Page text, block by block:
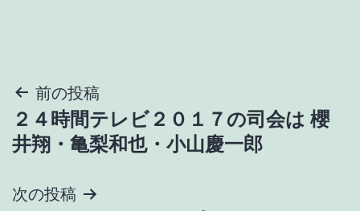
投
稿
前の投稿
２４時間テレビ２０１７の司会は 櫻
井翔・亀梨和也・小山慶一郎
次の投稿